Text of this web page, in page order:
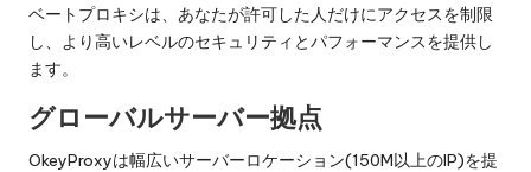
ベートプロキシは、あなたが許可した人だけにアクセスを制限
し、より高いレベルのセキュリティとパフォーマンスを提供し
ます。
グローバルサーバー拠点
OkeyProxyは幅広いサーバーロケーション(150M以上のIP)を提